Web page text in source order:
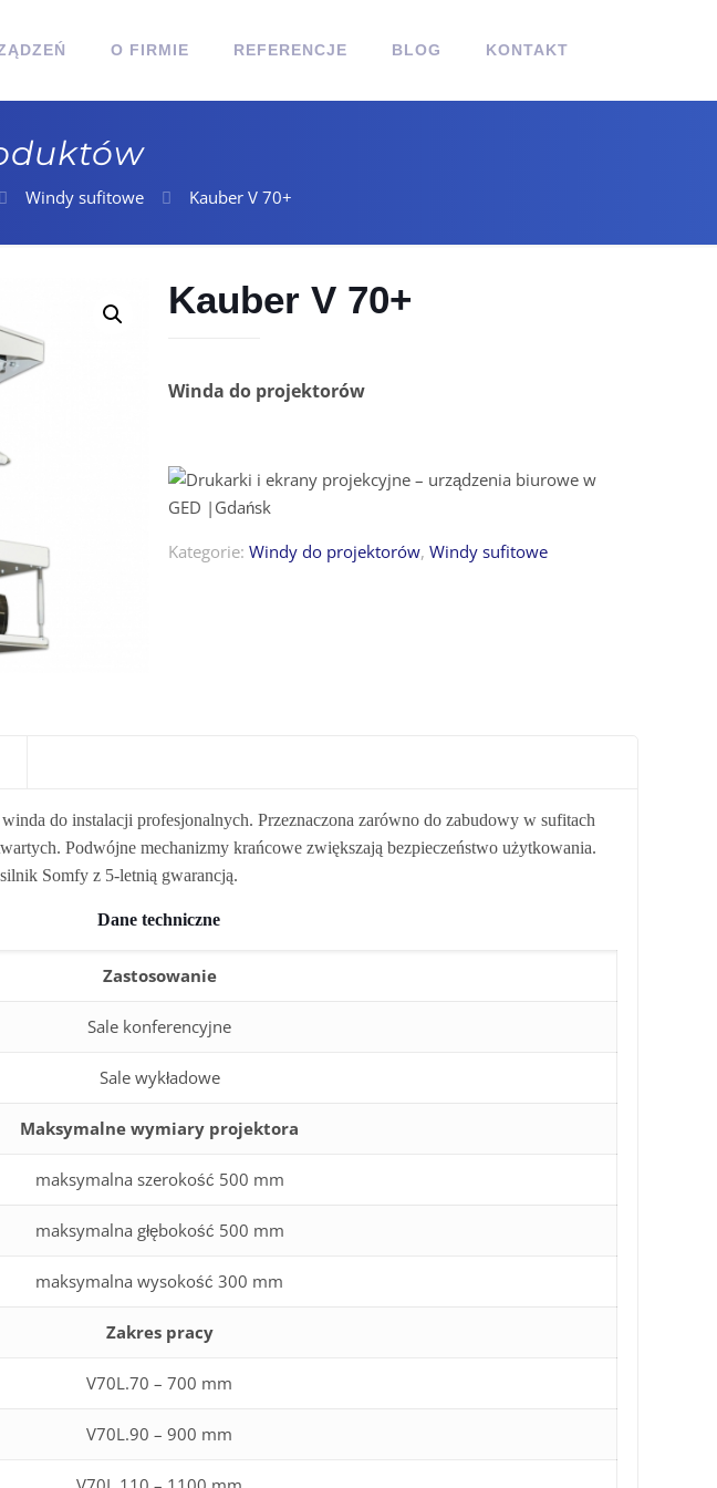
O FIRMIE REFERENCJE BLOG KONTAKT
Windy sufitowe Kauber V 70+
Kauber V 70+
Winda do projektorów
Kategorie:Windy do projektorów,Windy sufitowe
do instalacji profesjonalnych. Przeznaczona zarówno do zabudowy w sufitach
Podwójne mechanizmy krańcowe zwiększają bezpieczeństwo użytkowania.
Somfy z 5-letnią gwarancją.
Dane techniczne
Zastosowanie
Sale konferencyjne
Sale wykładowe
Maksymalne wymiary projektora
maksymalna szerokość 500 mm
maksymalna głębokość 500 mm
maksymalna wysokość 300 mm
Zakres pracy
V70L.70 – 700 mm
V70L.90 – 900 mm